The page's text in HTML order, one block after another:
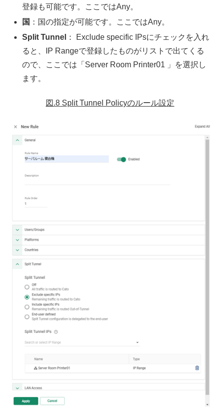
登録も可能です。ここではAny。
国 ：国の指定が可能です。ここではAny。
Split Tunnel
： Exclude specific IPsにチェックを入れ
ると、IP Rangeで登録したものがリストで出てくる
ので、ここでは「Server Room Printer01 」を選択し
ます。
図.8 Split Tunnel Policyのルール設定